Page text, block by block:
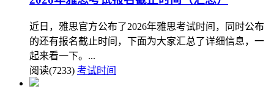
近日，雅思官方公布了2026年雅思考试时间，同时公布
的还有报名截止时间，下面为大家汇总了详细信息，一
起来看一下。...
阅读(7233) 考试时间